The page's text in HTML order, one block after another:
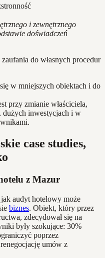
i zewnętrznego
doświadczeń
do własnych procedur
w mniejszych obiektach i do
przy zmianie właściciela,
dużych inwestycjach i w
case studies,
z Mazur
audyt hotelowy może
biznes. Obiekt, który przez
zdecydował się na
były szokujące: 30%
poprzez
umów z